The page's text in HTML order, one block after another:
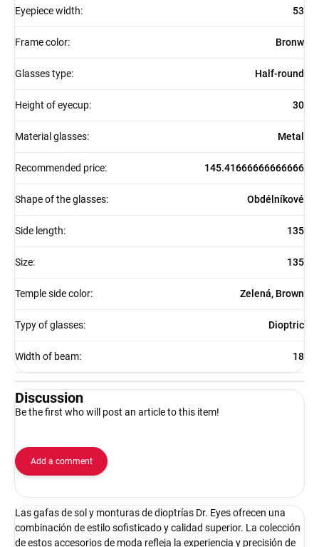
Eyepiece width: 53
Frame color: Bronw
Glasses type: Half-round
Height of eyecup: 30
Material glasses: Metal
Recommended price: 145.41666666666666
Shape of the glasses: Obdélníkové
Side length: 135
Size: 135
Temple side color: Zelená, Brown
Typy of glasses: Dioptric
Width of beam: 18
Discussion
Be the first who will post an article to this item!
Add a comment
Las gafas de sol y monturas de dioptrías Dr. Eyes ofrecen una
combinación de estilo sofisticado y calidad superior. La colección
de estos accesorios de moda refleja la experiencia y precisión de